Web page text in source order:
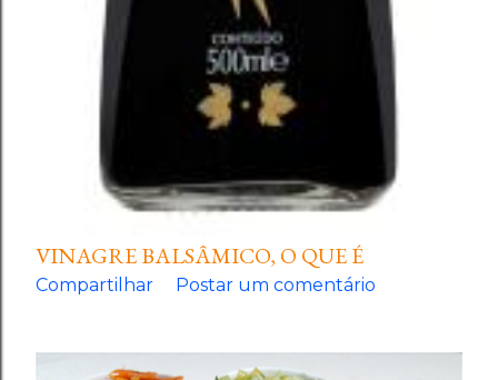
VINAGRE BALSÂMICO, O QUE É
Compartilhar Postar um comentário